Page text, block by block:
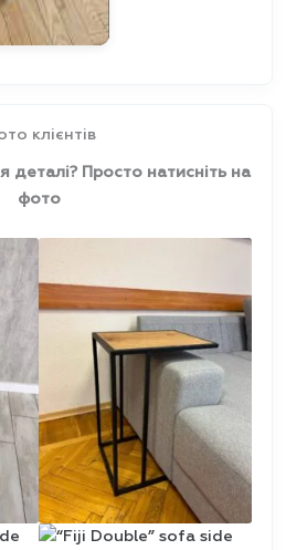
клієнтів
деталі? Просто натисніть на
фото